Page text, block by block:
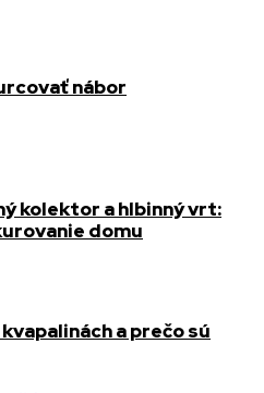
nábor
kolektor a hlbinný vrt:
domu
a prečo sú